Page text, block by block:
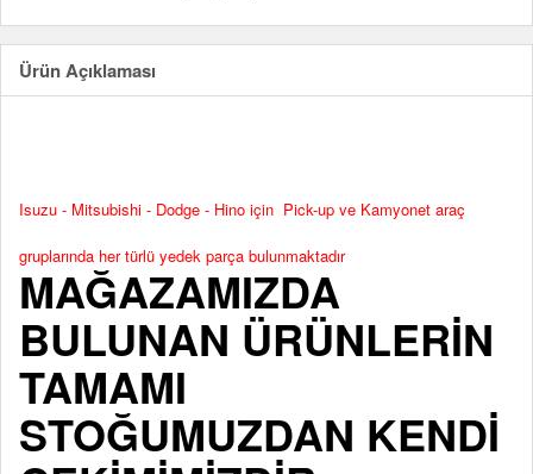
Ürün Açıklaması
Isuzu - Mitsubishi - Dodge - Hino için Pick-up ve Kamyonet araç
gruplarında her türlü yedek parça bulunmaktadır
MAĞAZAMIZDA
BULUNAN ÜRÜNLERİN
TAMAMI
STOĞUMUZDAN KENDİ